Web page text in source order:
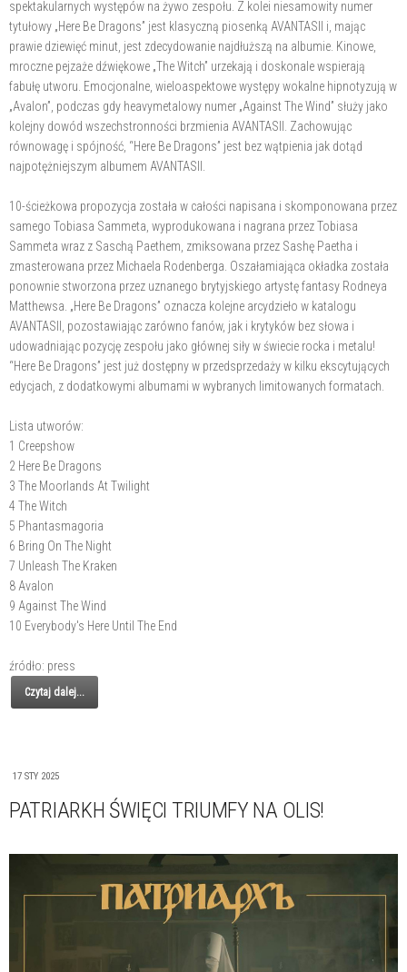
spektakularnych występów na żywo zespołu. Z kolei niesamowity numer
tytułowy „Here Be Dragons” jest klasyczną piosenką AVANTASII i, mając
prawie dziewięć minut, jest zdecydowanie najdłuższą na albumie. Kinowe,
mroczne pejzaże dźwiękowe „The Witch” urzekają i doskonale wspierają
fabułę utworu. Emocjonalne, wieloaspektowe występy wokalne hipnotyzują w
„Avalon”, podczas gdy heavymetalowy numer „Against The Wind” służy jako
kolejny dowód wszechstronności brzmienia AVANTASII. Zachowując
równowagę i spójność, “Here Be Dragons” jest bez wątpienia jak dotąd
najpotężniejszym albumem AVANTASII.
10-ścieżkowa propozycja została w całości napisana i skomponowana przez
samego Tobiasa Sammeta, wyprodukowana i nagrana przez Tobiasa
Sammeta wraz z Saschą Paethem, zmiksowana przez Sashę Paetha i
zmasterowana przez Michaela Rodenberga. Oszałamiająca okładka została
ponownie stworzona przez uznanego brytyjskiego artystę fantasy Rodneya
Matthewsa. „Here Be Dragons” oznacza kolejne arcydzieło w katalogu
AVANTASII, pozostawiając zarówno fanów, jak i krytyków bez słowa i
udowadniając pozycję zespołu jako głównej siły w świecie rocka i metalu!
“Here Be Dragons” jest już dostępny w przedsprzedaży w kilku ekscytujących
edycjach, z dodatkowymi albumami w wybranych limitowanych formatach.
Lista utworów:
1 Creepshow
2 Here Be Dragons
3 The Moorlands At Twilight
4 The Witch
5 Phantasmagoria
6 Bring On The Night
7 Unleash The Kraken
8 Avalon
9 Against The Wind
10 Everybody's Here Until The End
źródło: press
Czytaj dalej...
17 STY 2025
PATRIARKH ŚWIĘCI TRIUMFY NA OLIS!